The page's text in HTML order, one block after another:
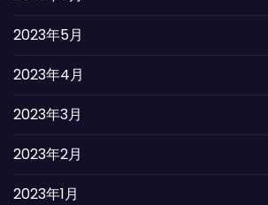
2023年5月
2023年4月
2023年3月
2023年2月
2023年1月